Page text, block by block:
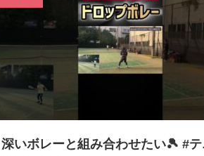
深いボレーと組み合わせたい🎾 #